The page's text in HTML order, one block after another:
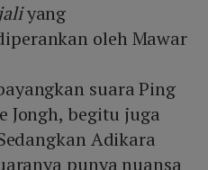
yang
oleh Mawar
suara Ping
Jongh, begitu juga
Adikara
punya nuansa